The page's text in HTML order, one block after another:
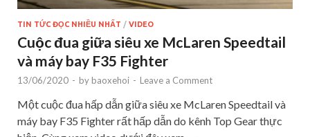
TIN TỨC ĐỌC NHIỀU NHẤT / VIDEO
Cuộc đua giữa siêu xe McLaren Speedtail
và máy bay F35 Fighter
13/06/2020 - by baoxehoi - Leave a Comment
Một cuộc đua hấp dẫn giữa siêu xe McLaren Speedtail và
máy bay F35 Fighter rất hấp dẫn do kênh Top Gear thực